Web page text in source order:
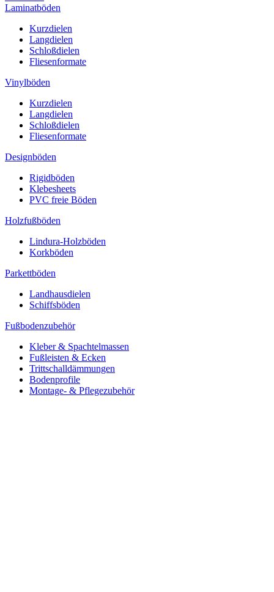
Laminatböden
Kurzdielen
Langdielen
Schloßdielen
Fliesenformate
Vinylböden
Kurzdielen
Langdielen
Schloßdielen
Fliesenformate
Designböden
Rigidböden
Klebesheets
PVC freie Böden
Holzfußböden
Lindura-Holzböden
Korkböden
Parkettböden
Landhausdielen
Schiffsböden
Fußbodenzubehör
Kleber & Spachtelmassen
Fußleisten & Ecken
Trittschalldämmungen
Bodenprofile
Montage- & Pflegezubehör